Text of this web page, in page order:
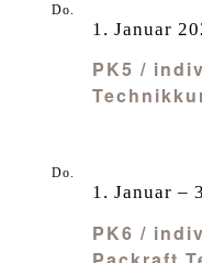
Do.
PK5 /
1. Januar
Do.
PK6 /
1. Januar –